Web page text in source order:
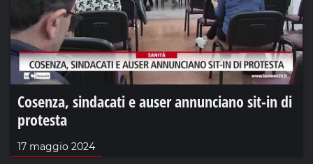
Cosenza, sindacati e auser annunciano sit-in di
protesta
17 maggio 2024